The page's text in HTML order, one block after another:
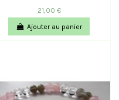
21,00 €
Ajouter au panier